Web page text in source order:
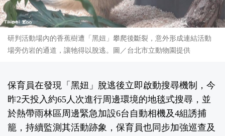
研判活動場內的香蕉樹遭「黑妞」攀爬後斷裂，意外形成連結活動
場旁仿岩的通道，讓牠得以脫逃。圖／台北市立動物園提供
保育員在發現「黑妞」脫逃後立即啟動搜尋機制，今
昨2天投入約65人次進行周邊環境的地毯式搜尋，並
於熱帶雨林區周邊緊急加設6台自動相機及4組誘捕
籠，持續監測其活動跡象，保育員也同步加強巡查及